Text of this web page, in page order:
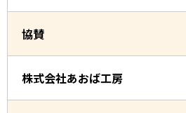
協賛
株式会社あおば工房